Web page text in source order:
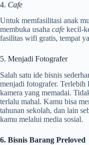
4. Cafe
Untuk memfasilitasi anak
membuka usaha cafe kecil-
fasilitas wifi gratis, tempat
5. Menjadi Fotografer
Salah satu ide bisnis
menjadi fotografer.
kamera yang memadai.
terlalu mahal. Kamu bisa
tahunan sekolah, dan lain
kamu melalui media sosial.
6. Bisnis Barang Preloved